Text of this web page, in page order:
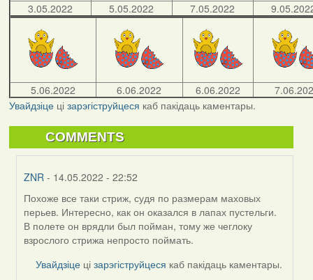
3.05.2022 5.05.2022 7.05.2022
5.06.2022 6.06.2022 6.06.2022
Увайдзіцеці зарэгіструйцеся каб пакідаць каментары.
COMMENTS
ZNR - 14.05.2022 - 22:52
In
reply
to
by
Lighty
Похоже все таки стриж, судя по размерам маховых
перьев. Интересно, как он оказался в лапах пустельги.
В полете он врядли был пойман, тому же чеглоку
взрослого стрижа непросто поймать.
Увайдзіце цізарэгіструйцеся каб пакідаць каментары.